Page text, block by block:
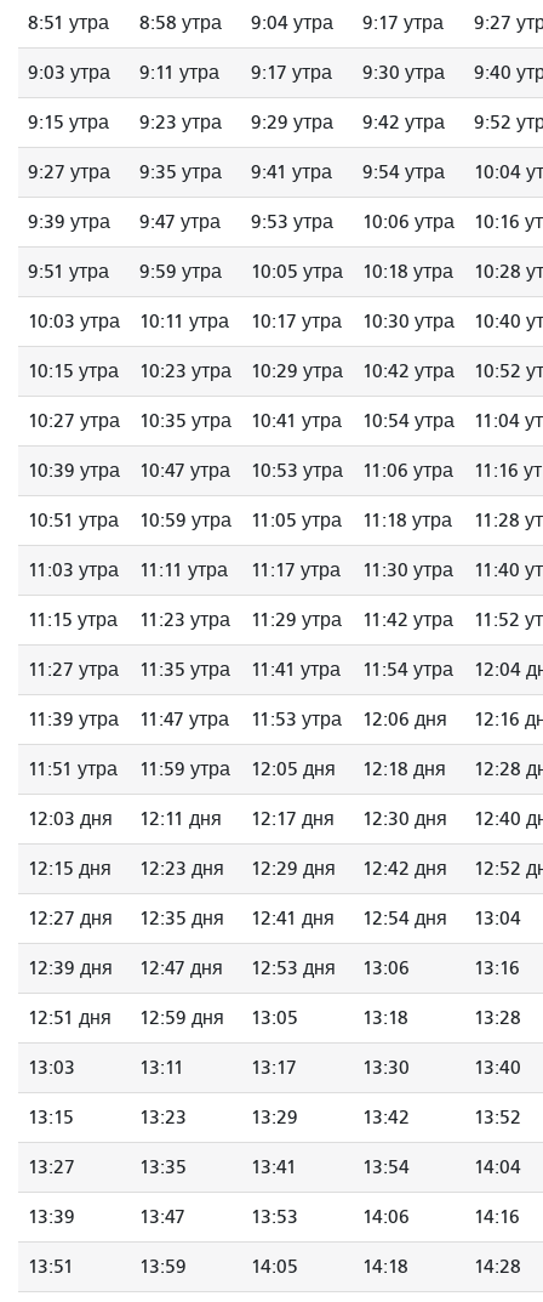
8:51 утра 8:58 утра 9:04 утра 9:17 утра 9:27
9:03 утра 9:11 утра 9:17 утра 9:30 утра 9:40
9:15 утра 9:23 утра 9:29 утра 9:42 утра 9:52
9:27 утра 9:35 утра 9:41 утра 9:54 утра 10:04
9:39 утра 9:47 утра 9:53 утра 10:06 утра 10:16
9:51 утра 9:59 утра 10:05 утра 10:18 утра 10:28
10:03 утра 10:11 утра 10:17 утра 10:30 утра 10:40
10:15 утра 10:23 утра 10:29 утра 10:42 утра 10:52
10:27 утра 10:35 утра 10:41 утра 10:54 утра 11:04
10:39 утра 10:47 утра 10:53 утра 11:06 утра 11:16
10:51 утра 10:59 утра 11:05 утра 11:18 утра 11:28
11:03 утра 11:11 утра 11:17 утра 11:30 утра 11:40
11:15 утра 11:23 утра 11:29 утра 11:42 утра 11:52
11:27 утра 11:35 утра 11:41 утра 11:54 утра 12:04
11:39 утра 11:47 утра 11:53 утра 12:06 дня 12:16
11:51 утра 11:59 утра 12:05 дня 12:18 дня 12:28
12:03 дня 12:11 дня 12:17 дня 12:30 дня 12:40
12:15 дня 12:23 дня 12:29 дня 12:42 дня 12:52
12:27 дня 12:35 дня 12:41 дня 12:54 дня 13:04
12:39 дня 12:47 дня 12:53 дня 13:06 13:16
12:51 дня 12:59 дня 13:05 13:18 13:28
13:03 13:11 13:17 13:30 13:40
13:15 13:23 13:29 13:42 13:52
13:27 13:35 13:41 13:54 14:04
13:39 13:47 13:53 14:06 14:16
13:51 13:59 14:05 14:18 14:28